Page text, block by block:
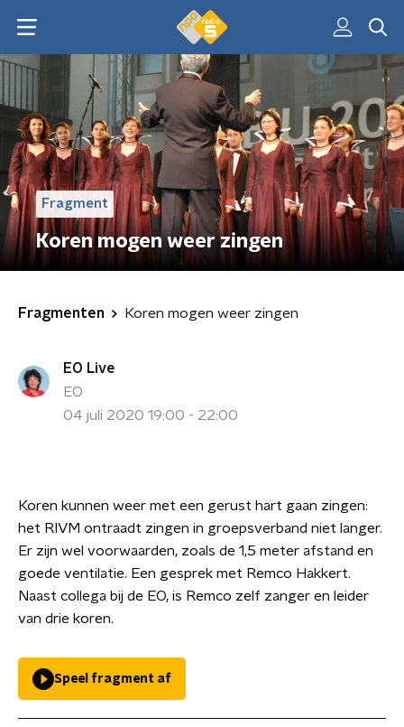
Fragment
Koren mogen weer zingen
Fragmenten Koren mogen weer zingen
EO Live
EO
04 juli 2020 19:00 - 22:00
Koren kunnen weer met een gerust hart gaan zingen:
het RIVM ontraadt zingen in groepsverband niet langer.
Er zijn wel voorwaarden, zoals de 1,5 meter afstand en
goede ventilatie. Een gesprek met Remco Hakkert.
Naast collega bij de EO, is Remco zelf zanger en leider
van drie koren.
Speel fragment af